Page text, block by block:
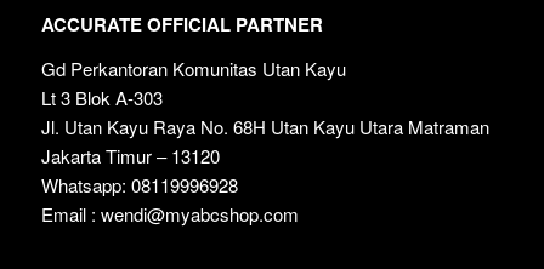
ACCURATE OFFICIAL PARTNER
Gd Perkantoran Komunitas Utan Kayu
Lt 3 Blok A-303
Jl. Utan Kayu Raya No. 68H Utan Kayu Utara Matraman
Jakarta Timur – 13120
Whatsapp: 08119996928
Email : wendi@myabcshop.com